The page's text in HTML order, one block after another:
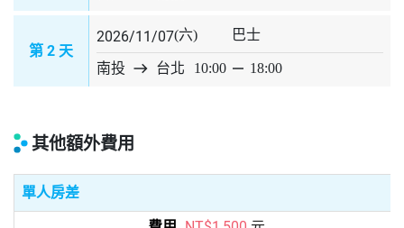
觀」的寧靜假期，東埔帝綸溫泉飯店會是個
讓身心都徹底放鬆的最好選擇。
2026/11/06(五) 巴士